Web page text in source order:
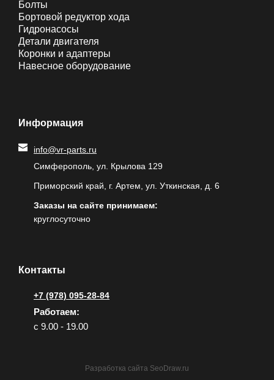
Болты
Бортовой редуктор хода
Гидронасосы
Детали двигателя
Коронки и адаптеры
Навесное оборудование
Информация
info@vr-parts.ru
Симферополь, ул. Крылова 129
Приморский край, г. Артем, ул. Уткинская, д. 6
Заказы на сайте принимаем:
круглосуточно
Контакты
+7 (978) 095-28-84
Работаем:
с 9.00 - 19.00
Разработка сайта SeoDraw.ru